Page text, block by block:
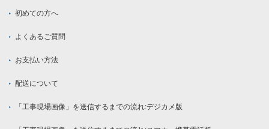
初めての方へ
よくあるご質問
お支払い方法
配送について
「工事現場画像」を送信するまでの流れ:デジカメ版